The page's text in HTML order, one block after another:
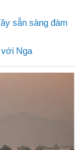
sẵn sàng đàm
Nga